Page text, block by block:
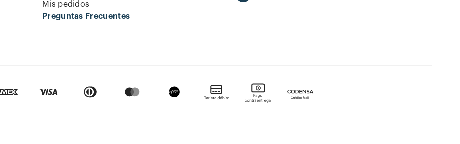
Mis pedidos
Preguntas Frecuentes